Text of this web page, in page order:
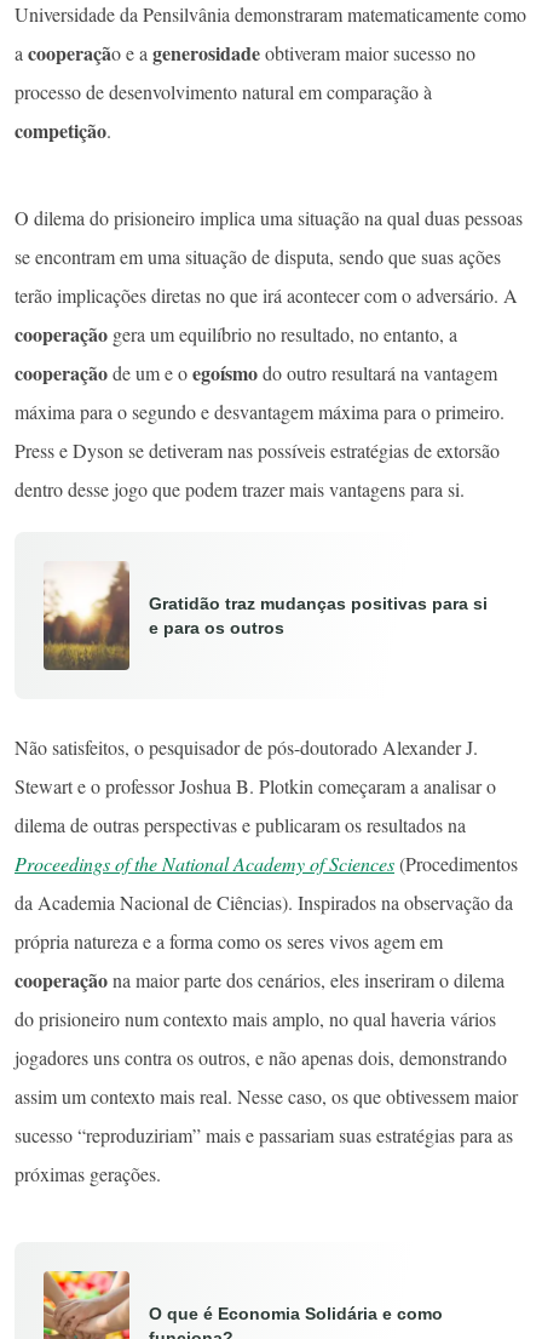
Universidade da Pensilvânia demonstraram matematicamente como
a cooperação e a generosidadeobtiveram maior sucesso no
processo de desenvolvimento natural em comparação à
competição.
O dilema do prisioneiro implica uma situação na qual duas pessoas
se encontram em uma situação de disputa, sendo que suas ações
terão implicações diretas no que irá acontecer com o adversário. A
cooperação gera um equilíbrio no resultado, no entanto, a
cooperaçãode um e oegoísmodo outro resultará na vantagem
máxima para o segundo e desvantagem máxima para o primeiro.
Press e Dyson se detiveram nas possíveis estratégias de extorsão
dentro desse jogo que podem trazer mais vantagens para si.
Gratidão traz mudanças positivas para si
e para os outros
Não satisfeitos, o pesquisador de pós-doutorado Alexander J.
Stewart e o professor Joshua B. Plotkin começaram a analisar o
dilema de outras perspectivas e publicaram os resultados na
Proceedings of the National Academy of Sciences(Procedimentos
da Academia Nacional de Ciências). Inspirados na observação da
própria natureza e a forma como os seres vivos agem em
cooperaçãona maior parte dos cenários, eles inseriram o dilema
do prisioneiro num contexto mais amplo, no qual haveria vários
jogadores uns contra os outros, e não apenas dois, demonstrando
assim um contexto mais real. Nesse caso, os que obtivessem maior
sucesso “reproduziriam” mais e passariam suas estratégias para as
próximas gerações.
O que é Economia Solidária e como